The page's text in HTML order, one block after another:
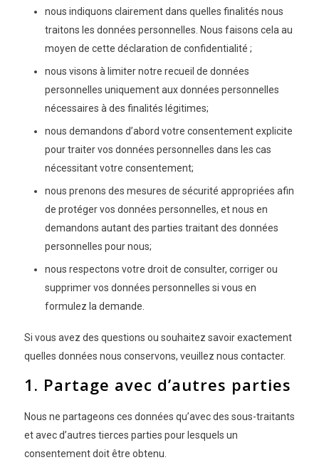
nous indiquons clairement dans quelles finalités nous
traitons les données personnelles. Nous faisons cela au
moyen de cette déclaration de confidentialité ;
nous visons à limiter notre recueil de données
personnelles uniquement aux données personnelles
nécessaires à des finalités légitimes;
nous demandons d’abord votre consentement explicite
pour traiter vos données personnelles dans les cas
nécessitant votre consentement;
nous prenons des mesures de sécurité appropriées afin
de protéger vos données personnelles, et nous en
demandons autant des parties traitant des données
personnelles pour nous;
nous respectons votre droit de consulter, corriger ou
supprimer vos données personnelles si vous en
formulez la demande.
Si vous avez des questions ou souhaitez savoir exactement
quelles données nous conservons, veuillez nous contacter.
1. Partage avec d’autres parties
Nous ne partageons ces données qu’avec des sous-traitants
et avec d’autres tierces parties pour lesquels un
consentement doit être obtenu.